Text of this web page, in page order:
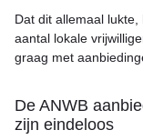
Dat dit allemaal
aantal lokale
graag met
De ANWB
zijn eindeloos